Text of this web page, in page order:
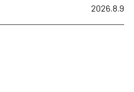
2026.8.9